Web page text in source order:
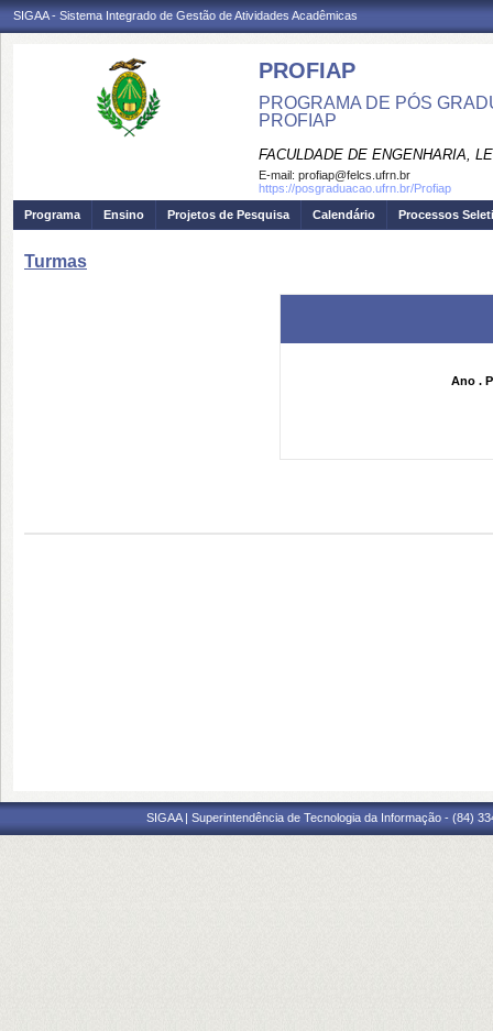
SIGAA - Sistema Integrado de Gestão de Atividades Acadêmicas
PROFIAP
PROGRAMA DE PÓS
PROFIAP
FACULDADE DE ENGENHARIA,
E-mail: profiap@felcs.ufrn.br
https://posgraduacao.ufrn.br/Profiap
Programa
Ensino Projetos de Pesquisa Calendário Processos
Turmas
Ano .
SIGAA | Superintendência de Tecnologia da Informação - (84)